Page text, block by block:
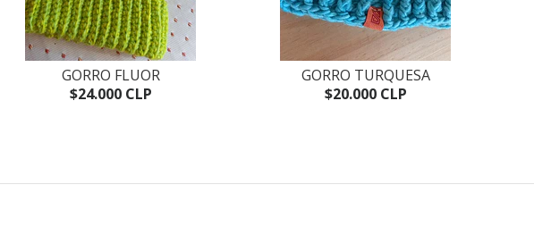
GORRO FLUOR
$24.000 CLP
GORRO TURQUESA
$20.000 CLP